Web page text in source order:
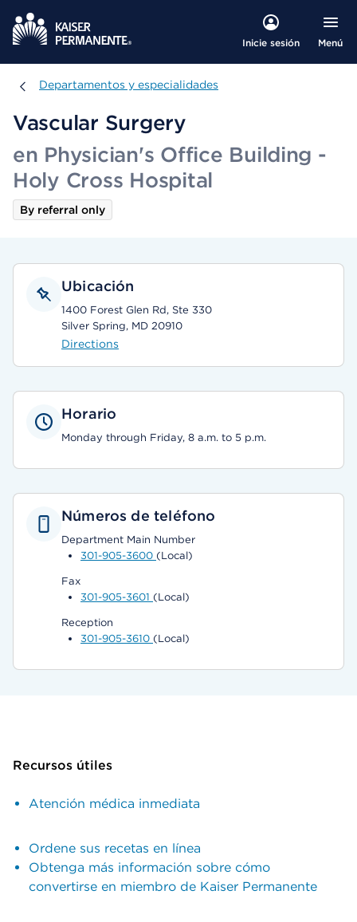
Inicie sesión Menú
Departamentos y especialidades
Departamentos y especialidades
Vascular Surgery
en Physician's Office Building -
Holy Cross Hospital
By referral only
Ubicación
1400 Forest Glen Rd, Ste 330
Silver Spring, MD 20910
Directions
Horario
Monday through Friday, 8 a.m. to 5 p.m.
Números de teléfono
Department Main Number
301-905-3600 (Local)
Fax
301-905-3601 (Local)
Reception
301-905-3610 (Local)
Recursos útiles
Atención médica inmediata
Ordene sus recetas en línea
Obtenga más información sobre cómo
convertirse en miembro de Kaiser Permanente